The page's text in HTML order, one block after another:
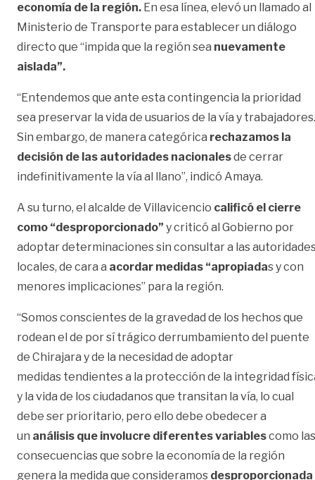
economía de la región. En esa línea, elevó un llamado al
Ministerio de Transporte para establecer un diálogo
directo que “impida que la región sea nuevamente
aislada”.
“Entendemos que ante esta contingencia la prioridad
sea preservar la vida de usuarios de la vía y trabajadores.
Sin embargo, de manera categórica rechazamos la
decisión de las autoridades nacionalesde cerrar
indefinitivamente la vía al llano”, indicó Amaya.
A su turno, el alcalde de Villavicencio calificó el cierre
como “desproporcionado” y criticó al Gobierno por
adoptar determinaciones sin consultar a las
locales, de cara a acordar medidas “apropiadas y con
menores implicaciones” para la región.
“Somos conscientes de la gravedad de los hechos que
rodean el de por sí trágico derrumbamiento del puente
de Chirajara y de la necesidad de adoptar
medidas tendientes a la protección de la integridad
y la vida de los ciudadanos que transitan la vía, lo cual
debe ser prioritario, pero ello debe obedecer a
un análisis que involucre diferentes variablescomo las
consecuencias que sobre la economía de la región
genera la medida que consideramos desproporcionada